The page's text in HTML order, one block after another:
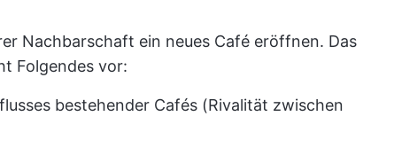
Nachbarschaft ein neues Café eröffnen. Das
Folgendes vor:
bestehender Cafés (Rivalität zwischen